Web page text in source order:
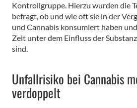
Kontrollgruppe. Hierzu wurden die
befragt, ob und wie oft sie in der
und Cannabis konsumiert haben
Zeit unter dem Einfluss der
sind.
Unfallrisiko bei Cannabis
verdoppelt